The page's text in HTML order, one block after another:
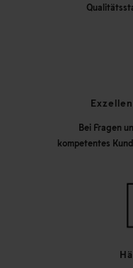
Bei Fragen
kompetentes